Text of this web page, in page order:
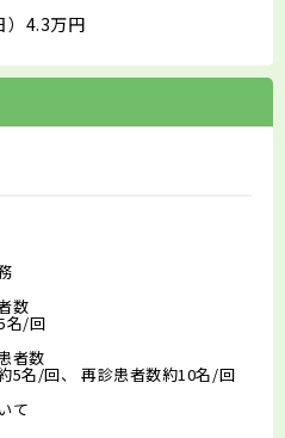
）4.3万円
数
名/回
者数
5名/回、 再診患者数約10名/回
て